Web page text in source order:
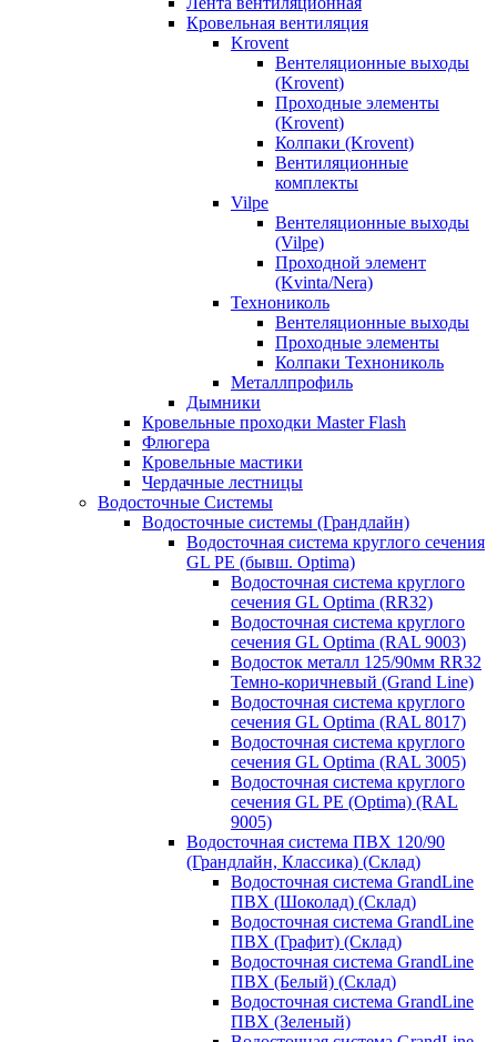
Кровельная вентиляция
Krovent
Вентеляционные выходы
(Krovent)
Проходные элементы
(Krovent)
Колпаки (Krovent)
Вентиляционные
комплекты
Vilpe
Вентеляционные выходы
(Vilpe)
Проходной элемент
(Kvinta/Nera)
Технониколь
Вентеляционные выходы
Проходные элементы
Колпаки Технониколь
Металлпрофиль
Дымники
Кровельные проходки Master Flash
Флюгера
Кровельные мастики
Чердачные лестницы
Водосточные Системы
Водосточные системы (Грандлайн)
Водосточная система круглого сечения
GL PE (бывш. Optima)
Водосточная система круглого
сечения GL Optima (RR32)
Водосточная система круглого
сечения GL Optima (RAL 9003)
Водосток металл 125/90мм RR32
Темно-коричневый (Grand Line)
Водосточная система круглого
сечения GL Optima (RAL 8017)
Водосточная система круглого
сечения GL Optima (RAL 3005)
Водосточная система круглого
сечения GL PE (Optima) (RAL
9005)
Водосточная система ПВХ 120/90
(Грандлайн, Классика) (Склад)
Водосточная система GrandLine
ПВХ (Шоколад) (Склад)
Водосточная система GrandLine
ПВХ (Графит) (Склад)
Водосточная система GrandLine
ПВХ (Белый) (Склад)
Водосточная система GrandLine
ПВХ (Зеленый)